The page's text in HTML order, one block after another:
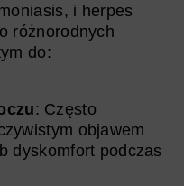
i herpes
różnorodnych
do:
: Często
objawem
dyskomfort podczas